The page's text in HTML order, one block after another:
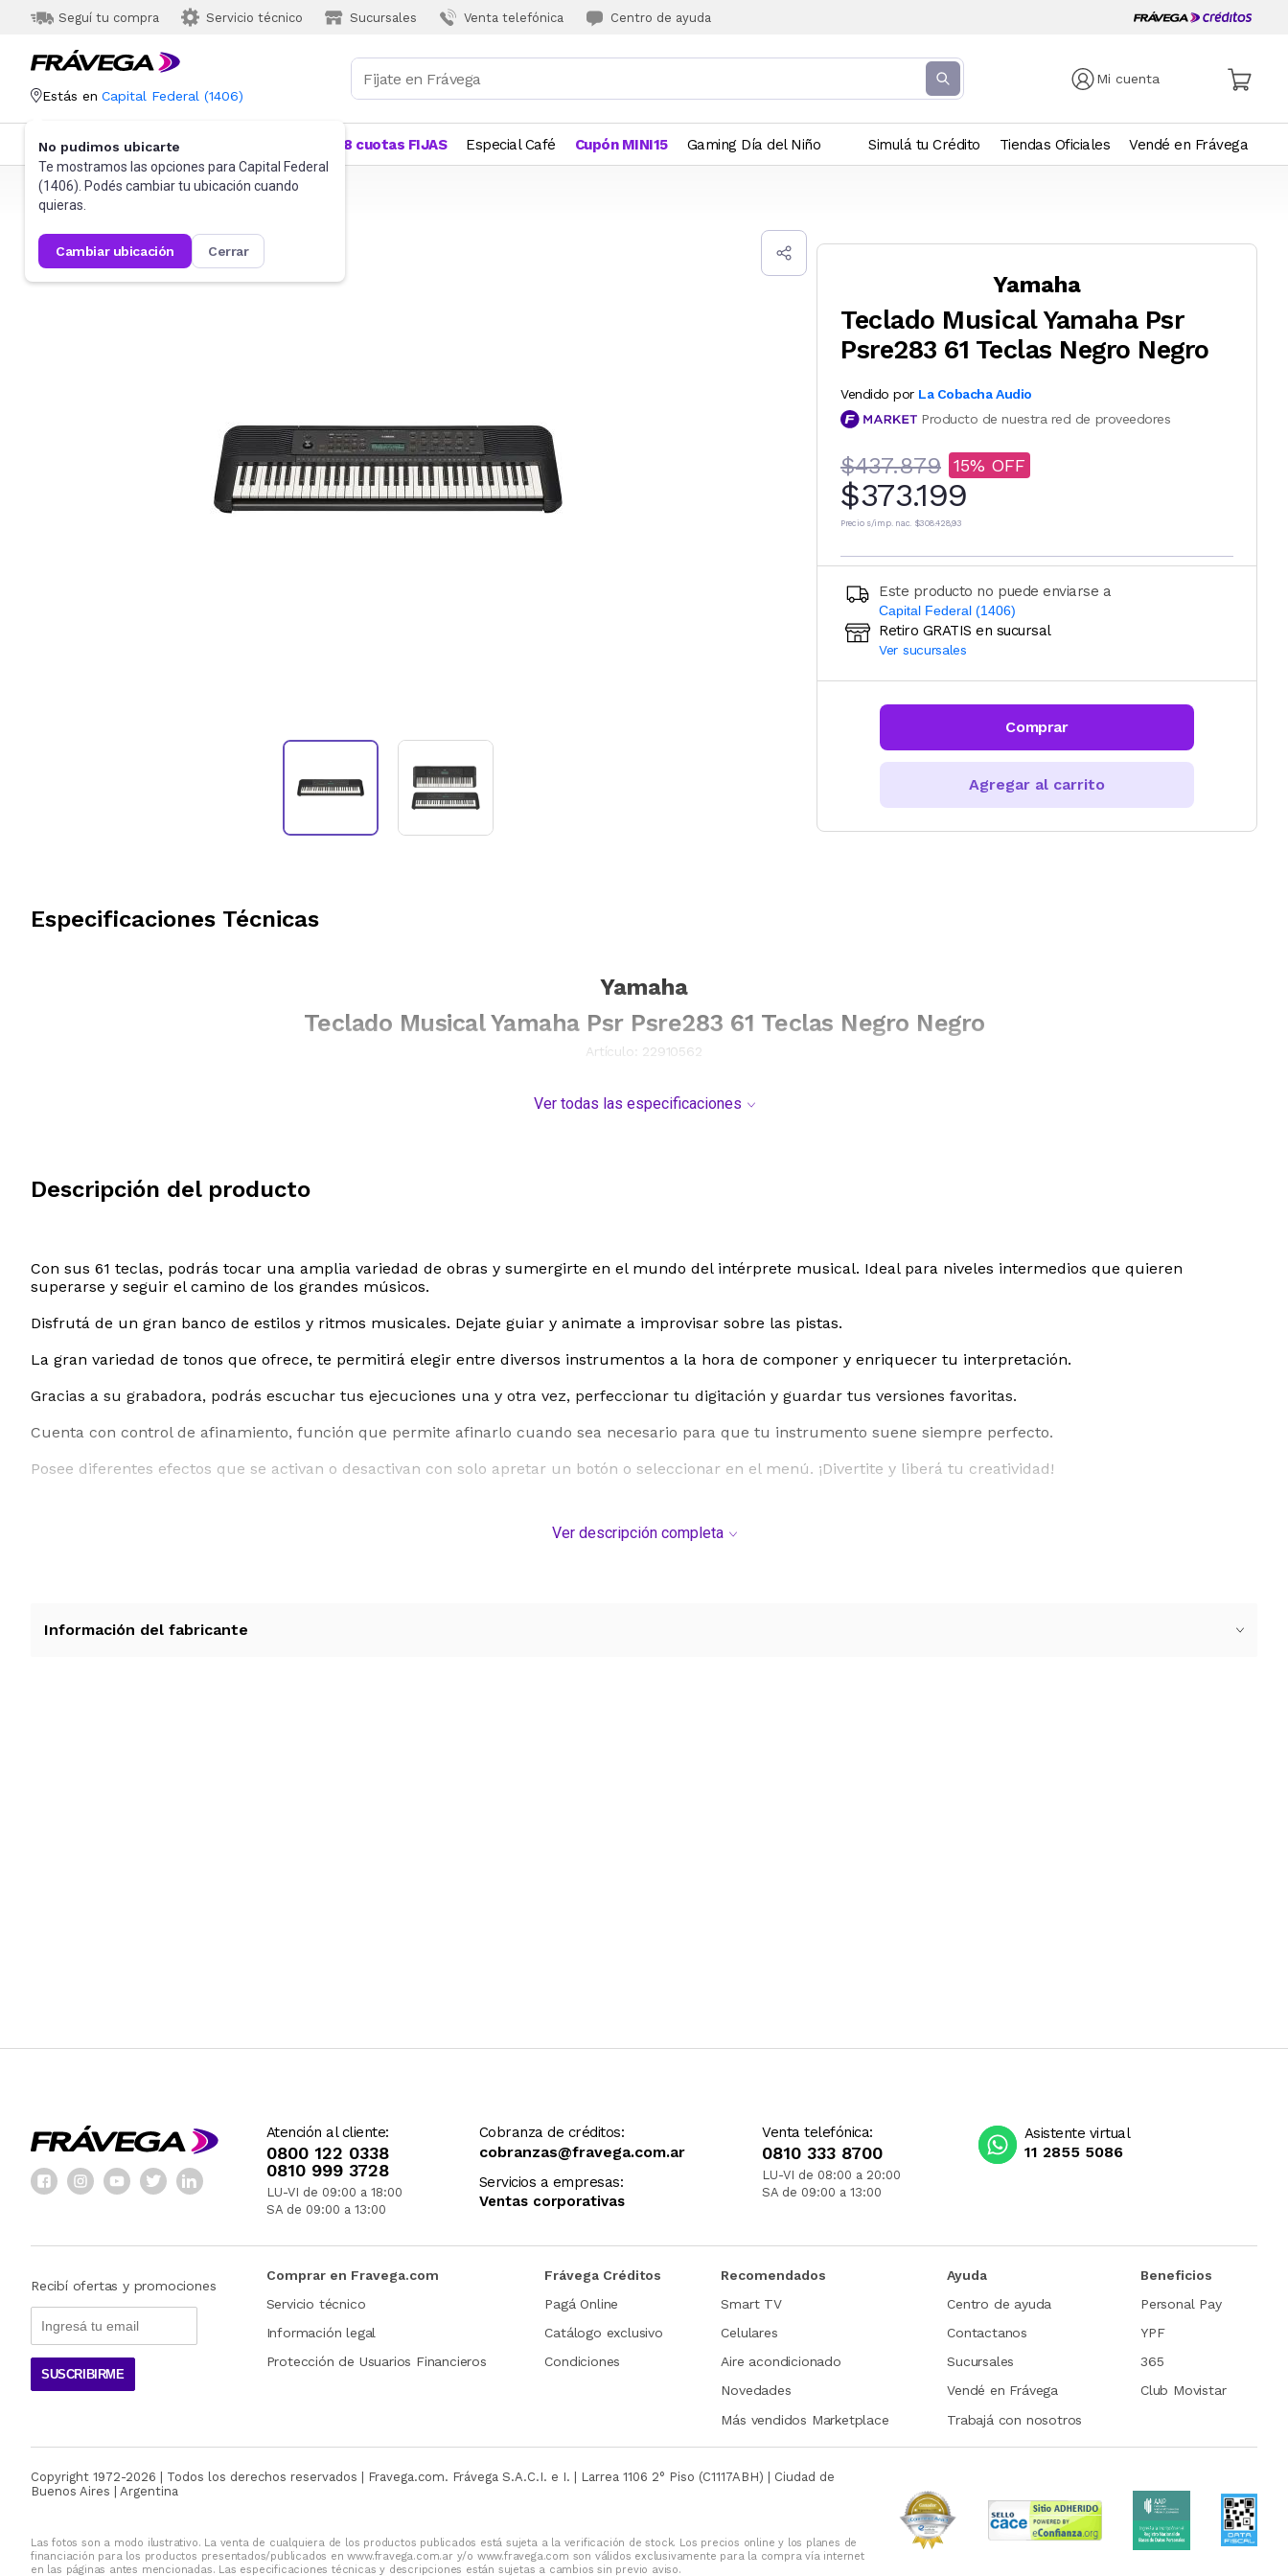
Seguí tu compra Servicio técnico Sucursales Venta telefónica Centro de ayuda
Mi cuenta
Estás en Capital Federal (1406)
No pudimos ubicarte
Te mostramos las opciones para Capital Federal
(1406). Podés cambiar tu ubicación cuando
quieras.
cambiar ubicación cerrar
Categorías Más Vendidos 18 cuotas FIJAS Especial Café Cupón MINI15 Gaming Día del Niño Simulá tu Crédito Tiendas Oficiales Vendé en Frávega
Frávega Instrumentos musicales Teclados
Yamaha
Teclado Musical Yamaha Psr
Psre283 61 Teclas Negro Negro
Vendido por La Cobacha Audio
Producto de nuestra red de proveedores
$437.879 15
$373.199
Precio s/imp. nac. $308.428,93
Este producto no puede enviarse a
Capital Federal (1406)
Ingresá código postal (sólo números)
Retiro GRATIS en sucursal
Ver sucursales
Comprar
Agregar al carrito
Especificaciones Técnicas
Yamaha
Teclado Musical Yamaha Psr Psre283 61 Teclas Negro Negro
Artículo: 22910562
Ver todas las especificaciones
Descripción del producto
Con sus 61 teclas, podrás tocar una amplia variedad de obras y sumergirte en el mundo del intérprete musical. Ideal para niveles intermedios que quieren
superarse y seguir el camino de los grandes músicos.
Disfrutá de un gran banco de estilos y ritmos musicales. Dejate guiar y animate a improvisar sobre las pistas.
La gran variedad de tonos que ofrece, te permitirá elegir entre diversos instrumentos a la hora de componer y enriquecer tu interpretación.
Gracias a su grabadora, podrás escuchar tus ejecuciones una y otra vez, perfeccionar tu digitación y guardar tus versiones favoritas.
Cuenta con control de afinamiento, función que permite afinarlo cuando sea necesario para que tu instrumento suene siempre perfecto.
Posee diferentes efectos que se activan o desactivan con solo apretar un botón o seleccionar en el menú. ¡Divertite y liberá tu creatividad!
Ver descripción completa
Información del fabricante
Atención al cliente:
0800 122 0338
0810 999 3728
LU-VI de 09:00 a 18:00
SA de 09:00 a 13:00
Cobranza de créditos:
cobranzas@fravega.com.ar
Servicios a empresas:
Ventas corporativas
Venta telefónica:
0810 333 8700
LU-VI de 08:00 a 20:00
SA de 09:00 a 13:00
Asistente virtual
11 2855 5086
Recibí ofertas y promociones
SUSCRIBIRME
Comprar en Fravega.com
Servicio técnico
Información legal
Protección de Usuarios Financieros
Frávega Créditos
Pagá Online
Catálogo exclusivo
Condiciones
Recomendados
Smart TV
Celulares
Aire acondicionado
Novedades
Más vendidos Marketplace
Ayuda
Centro de ayuda
Contactanos
Sucursales
Vendé en Frávega
Trabajá con nosotros
Beneficios
Personal Pay
YPF
365
Club Movistar
Copyright 1972-2026 | Todos los derechos reservados | Fravega.com. Frávega S.A.C.I. e I. | Larrea 1106 2° Piso (C1117ABH) | Ciudad de
Buenos Aires | Argentina
Las fotos son a modo ilustrativo. La venta de cualquiera de los productos publicados está sujeta a la verificación de stock. Los precios online y los planes de
financiación para los productos presentados/publicados en www.fravega.com.ar y/o www.fravega.com son válidos exclusivamente para la compra vía internet
en las páginas antes mencionadas. Las especificaciones técnicas y descripciones están sujetas a cambios sin previo aviso.